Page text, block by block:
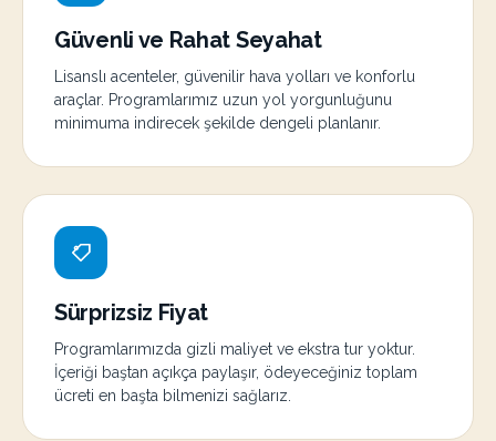
Güvenli ve Rahat Seyahat
Lisanslı acenteler, güvenilir hava yolları ve konforlu
araçlar. Programlarımız uzun yol yorgunluğunu
minimuma indirecek şekilde dengeli planlanır.
Sürprizsiz Fiyat
Programlarımızda gizli maliyet ve ekstra tur yoktur.
İçeriği baştan açıkça paylaşır, ödeyeceğiniz toplam
ücreti en başta bilmenizi sağlarız.